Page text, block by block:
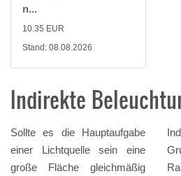
n...
10.35 EUR
Stand: 08.08.2026
Indirekte
Sollte es die Hauptaufgabe
einer Lichtquelle sein eine
große Fläche gleichmäßig
Raum.